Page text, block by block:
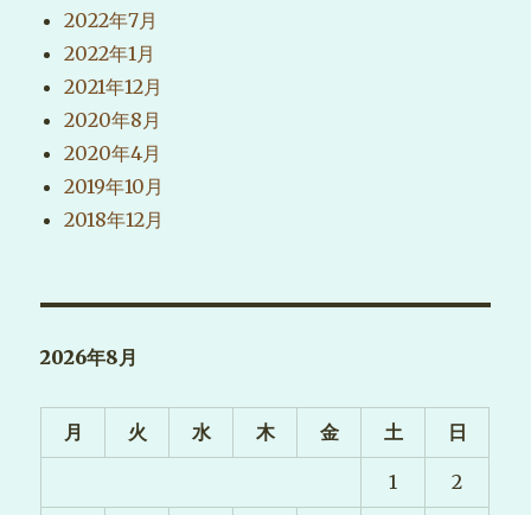
2022年7月
2022年1月
2021年12月
2020年8月
2020年4月
2019年10月
2018年12月
2026年8月
月 火 水 木 金 土 日
1 2